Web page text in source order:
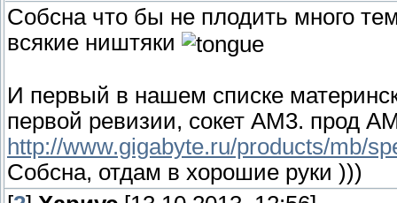
Собсна что бы не плодить много
всякие ништяки
И первый в нашем списке
первой ревизии, сокет AM3. прод
http://www.gigabyte.ru/products/mb/
Собсна, отдам в хорошие руки )))